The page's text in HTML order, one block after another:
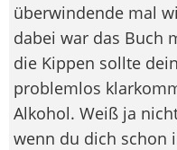
überwindende mal
dabei war das Buch
die Kippen sollte
problemlos
Alkohol. Weiß ja
wenn du dich schon